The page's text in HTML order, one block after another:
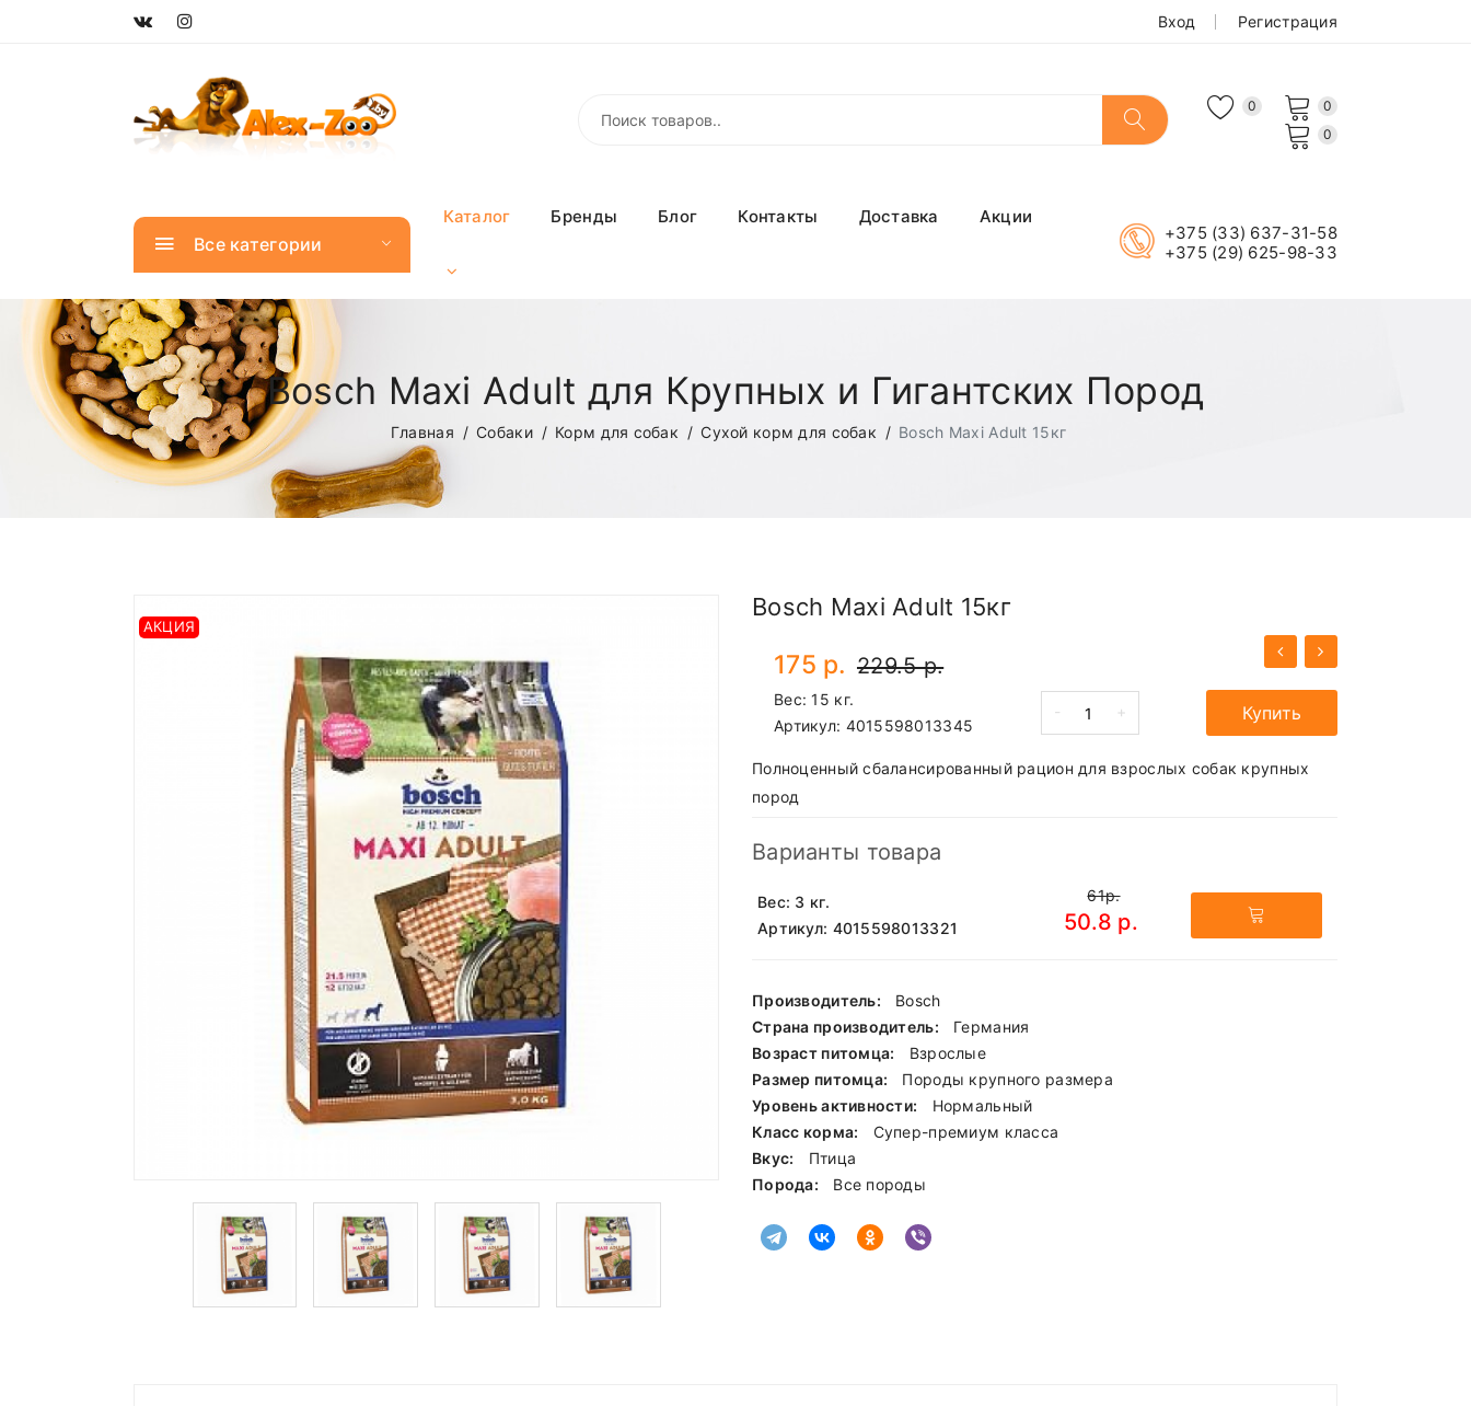
Вход Регистрация
0
0
0
Все категории
Каталог Бренды Блог Контакты Доставка Акции
+375 (33) 637-31-58
+375 (29) 625-98-33
Bosch Maxi Adult для Крупных и Гигантских Пород
Главная Собаки Корм для собак Сухой корм для собак Bosch Maxi Adult 15кг
АКЦИЯ
Bosch Maxi Adult 15кг
175 р. 229.5 р.
Вес: 15 кг.
Артикул: 4015598013345
- + Купить
Полноценный сбалансированный рацион для взрослых собак крупных
пород
Варианты товара
Вес: 3 кг.
Артикул: 4015598013321
61р.
50.8 р.
Производитель:
Bosch
Страна производитель:
Германия
Возраст питомца:
Взрослые
Размер питомца:
Породы крупного размера
Уровень активности:
Нормальный
Класс корма:
Cупер-премиум класса
Вкус:
Птица
Порода:
Все породы